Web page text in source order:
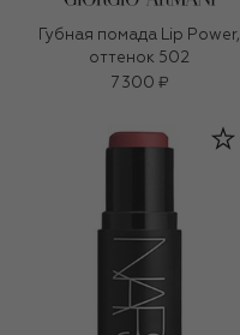
Губная помада Lip Power,
оттенок 502
7 300 ₽